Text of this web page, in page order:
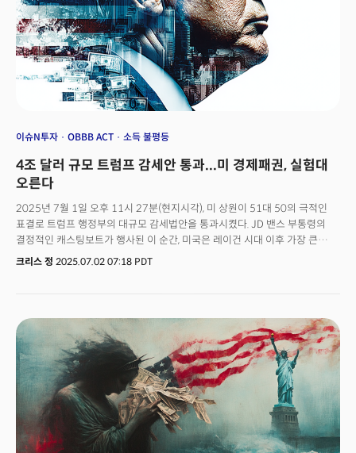
대한 암호화폐 시장의 수요를 이끈다는 점에서 글로벌 금융시장의 패러다임을
전환하는 계기가 될 수 있다는 분석이다. 마지막으로 세 번째 법안인 중앙은행
CBDC 금지 법안은 연방준비제도의 중앙은행 디지털화폐(CBDC) 발행을
제한한다. 이는 디지털 화폐가 금융 시스템의 핵심 부분이 될 경우 당국이
시민과 기관의 활동을 통제하거나 감시할 수 있는 시나리오를 방지하기 위한
조치다.세 개의 암호화폐 법안이 승인을 앞두면서 월가는 기대에 찬 모습이다.
벤치마크 증권의 마크 팔머 애널리스트는 "법안이 통과될 경우 새로운
있다"고 낙관론을 제시했다.
이슈N투자 OBBB ACT 소득 불평등
4조 달러 규모 트럼프 감세안 통과...미 경제패권, 실험대
오른다
2025년 7월 1일 오후 11시 27분(현지시각), 미 상원이 51대 50의 극적인
표결로 트럼프 행정부의 대규모 감세법안을 통과시켰다. JD 밴스 부통령의
결정적인 캐스팅보트가 행사된 이 순간, 미국은 레이건 시대 이후 가장 큰
규모의 세제개편을 현실화하며 역사적 전환점을 이루어냈다. 총
사회구조의 근본적 재편을 의미한다는 점에서 향후 거대한 변화의 시작이 될
것이란 전망이다.트럼프와 공화당이 추진한 이번 법안 통과의 핵심 동력은
2017년 트럼프 1기 행정부가 도입한 감세조치(TCJA)가 올해 말로 만료될
위기에 처하면서 시작됐다. 백악관은 이를 "4조 달러 규모의 세금인상 방지"를
위한 조치라고 규정하며 정치적 당위성을 확보했다. 트럼프 대통령은 법안
통과 직후 "모든 미국인에게 이익이 되는 아주 훌륭한 법안"이라고 자평했다.
그러나 법안 통과 과정에서 나타난 공화당 내부의 균열은 향후 정치적
불안정성을 예고했다. 일론 머스크는 "미국을 파산으로 몰고갈 역겨운 낭비
법안"이라며 공개적으로 반대 입장을 표명했고, 공화당 온건파 의원들도
크리스 정 2025.07.02 07:18 PDT